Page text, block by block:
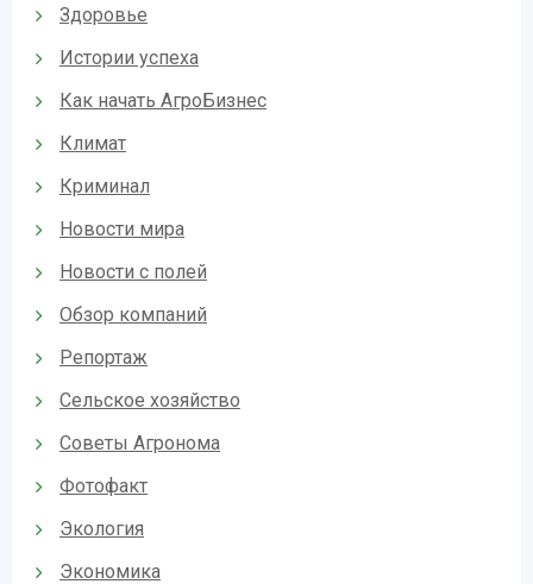
Здоровье
Истории успеха
Как начать АгроБизнес
Климат
Криминал
Новости мира
Новости с полей
Обзор компаний
Репортаж
Сельское хозяйство
Советы Агронома
Фотофакт
Экология
Экономика